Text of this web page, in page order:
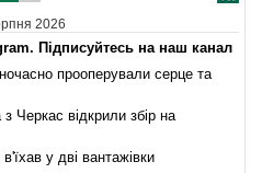
2026
Підписуйтесь на наш канал
прооперували серце та
Черкас відкрили збір на
у дві вантажівки